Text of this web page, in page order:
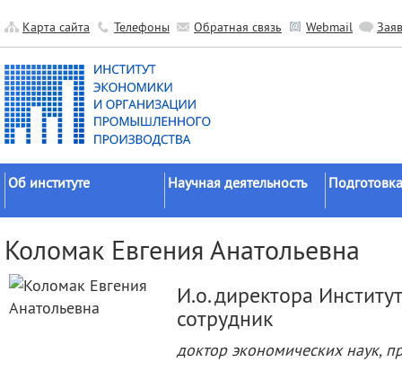
Карта сайта Телефоны Обратная связь Webmail
Об институте
Официальные документы
История
Руководство
Научная деятельность
исследований
Прикладные разработки
Гранты
Научные школы
Целевое
Коломак Евгения Анатольевна
И.о. директора
сотрудник
доктор экономических наук,